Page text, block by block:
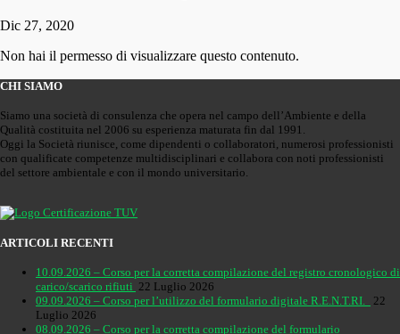
Dic 27, 2020
Non hai il permesso di visualizzare questo contenuto.
CHI SIAMO
Siamo una società di consulenza che opera nel campo dell’Ambiente e della
Qualità costituita nel 2006 su esperienza maturata fin dal 1991.
Oggi la Società riunisce, come dipendenti o collaboratori, numerosi professionisti
con qualificate competenze multidisciplinari e collabora con noti professionisti
del settore ambientale e con il mondo universitario.
ARTICOLI RECENTI
10.09.2026 – Corso per la corretta compilazione del registro cronologico di
carico/scarico rifiuti 22 Luglio 2026
09.09.2026 – Corso per l’utilizzo del formulario digitale R.E.N.T.RI.
22
Luglio 2026
08.09.2026 – Corso per la corretta compilazione del formulario